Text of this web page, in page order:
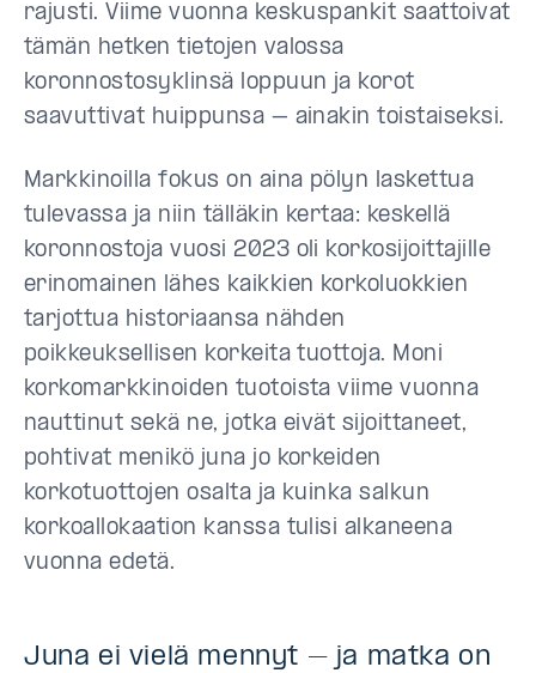
rajusti. Viime vuonna keskuspankit saattoivat
tämän hetken tietojen valossa
koronnostosyklinsä loppuun ja korot
saavuttivat huippunsa – ainakin toistaiseksi.
Markkinoilla fokus on aina pölyn laskettua
tulevassa ja niin tälläkin kertaa: keskellä
koronnostoja vuosi 2023 oli korkosijoittajille
erinomainen lähes kaikkien korkoluokkien
tarjottua historiaansa nähden
poikkeuksellisen korkeita tuottoja. Moni
korkomarkkinoiden tuotoista viime vuonna
nauttinut sekä ne, jotka eivät sijoittaneet,
pohtivat menikö juna jo korkeiden
korkotuottojen osalta ja kuinka salkun
korkoallokaation kanssa tulisi alkaneena
vuonna edetä.
Juna ei vielä mennyt – ja matka on